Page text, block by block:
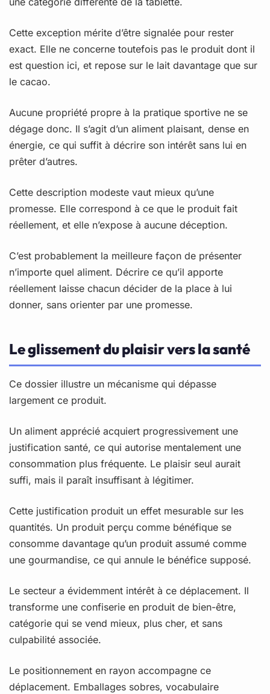
Cette exception mérite d’être signalée pour rester
exact. Elle ne concerne toutefois pas le produit dont il
est question ici, et repose sur le lait davantage que sur
le cacao.
Aucune propriété propre à la pratique sportive ne se
dégage donc. Il s’agit d’un aliment plaisant, dense en
énergie, ce qui suffit à décrire son intérêt sans lui en
prêter d’autres.
Cette description modeste vaut mieux qu’une
promesse. Elle correspond à ce que le produit fait
réellement, et elle n’expose à aucune déception.
C’est probablement la meilleure façon de présenter
n’importe quel aliment. Décrire ce qu’il apporte
réellement laisse chacun décider de la place à lui
donner, sans orienter par une promesse.
Le glissement du plaisir vers la santé
Ce dossier illustre un mécanisme qui dépasse
largement ce produit.
Un aliment apprécié acquiert progressivement une
justification santé, ce qui autorise mentalement une
consommation plus fréquente. Le plaisir seul aurait
suffi, mais il paraît insuffisant à légitimer.
Cette justification produit un effet mesurable sur les
quantités. Un produit perçu comme bénéfique se
consomme davantage qu’un produit assumé comme
une gourmandise, ce qui annule le bénéfice supposé.
Le secteur a évidemment intérêt à ce déplacement. Il
transforme une confiserie en produit de bien-être,
catégorie qui se vend mieux, plus cher, et sans
culpabilité associée.
Le positionnement en rayon accompagne ce
déplacement. Emballages sobres, vocabulaire